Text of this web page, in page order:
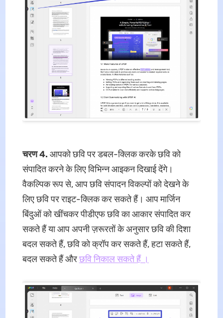
चरण 4. आपको छवि पर डबल-क्लिक करके छवि को
संपादित करने के लिए विभिन्न आइकन दिखाई देंगे।
वैकल्पिक रूप से, आप छवि संपादन विकल्पों को देखने के
लिए छवि पर राइट-क्लिक कर सकते हैं। आप मार्जिन
बिंदुओं को खींचकर पीडीएफ छवि का आकार संपादित कर
सकते हैं या आप अपनी ज़रूरतों के अनुसार छवि की दिशा
बदल सकते हैं, छवि को क्रॉप कर सकते हैं, हटा सकते हैं,
बदल सकते हैं औरछवि निकाल सकते हैं ।